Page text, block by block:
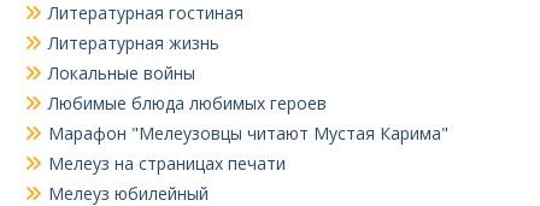
Литературная гостиная
Литературная жизнь
Локальные войны
Любимые блюда любимых героев
Марафон "Мелеузовцы читают Мустая Карима"
Мелеуз на страницах печати
Мелеуз юбилейный